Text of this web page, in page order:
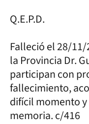
Q.E.P.D.
Falleció el 28/
la Provincia Dr.
participan con
fallecimiento,
difícil momento
memoria. c/416